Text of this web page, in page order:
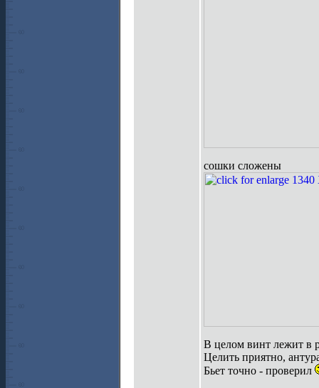
сошки сложены
В целом винт лежит в
Целить приятно,
Бьет точно - проверил